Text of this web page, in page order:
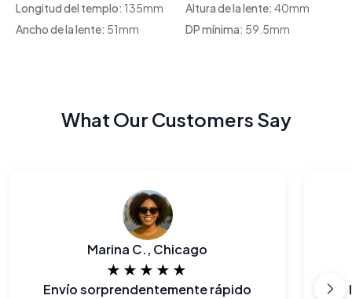
Longitud del templo: 135mm Altura de la lente: 40mm
Ancho de la lente: 51mm DP mínima: 59.5mm
What Our Customers Say
Marina C., Chicago
★★★★★
Envío sorprendentemente rápido